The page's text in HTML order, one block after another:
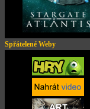
Spřátelené Weby